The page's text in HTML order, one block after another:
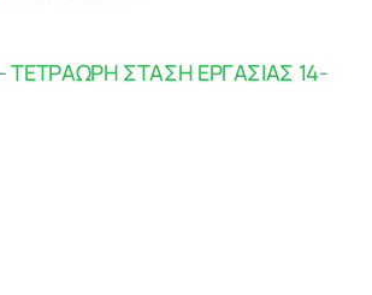
ΤΕΤΡΑΩΡΗ ΣΤΑΣΗ ΕΡΓΑΣΙΑΣ 14-